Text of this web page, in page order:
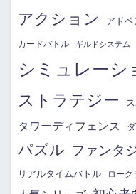
アクション アドベ
カードバトル ギルドシステム
シミュレーシ
ストラテジー
タワーディフェンス
パズル ファンタ
リアルタイムバトル ローグ